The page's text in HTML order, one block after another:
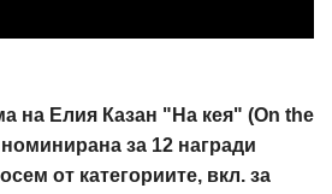
на Елия Казан "На кея" (On the
номинирана за 12 награди
от категориите, вкл. за